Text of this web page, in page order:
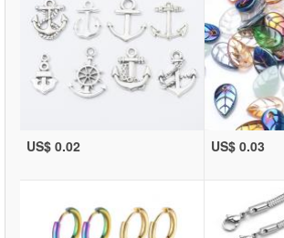
US$ 0.02 US$ 0.03